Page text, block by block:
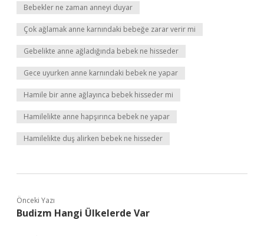
Bebekler ne zaman anneyi duyar
Çok ağlamak anne karnındaki bebeğe zarar verir mi
Gebelikte anne ağladığında bebek ne hisseder
Gece uyurken anne karnındaki bebek ne yapar
Hamile bir anne ağlayınca bebek hisseder mi
Hamilelikte anne hapşırınca bebek ne yapar
Hamilelikte duş alirken bebek ne hisseder
Önceki Yazı
Budizm Hangi Ülkelerde Var